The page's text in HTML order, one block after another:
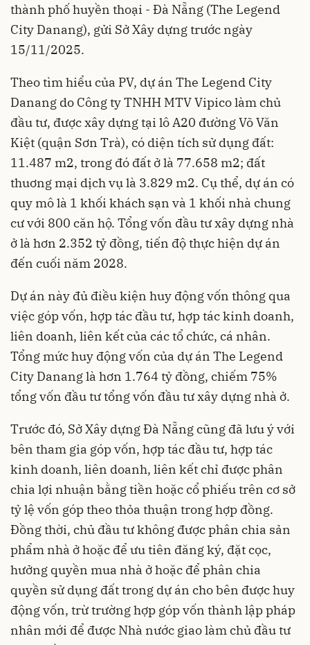
thành phố huyền thoại - Đà Nẵng (The Legend
City Danang), gửi Sở Xây dựng trước ngày
15/11/2025.
Theo tìm hiểu của PV, dự án The Legend City
Danang do Công ty TNHH MTV Vipico làm chủ
đầu tư, được xây dựng tại lô A20 đường Võ Văn
Kiệt (quận Sơn Trà), có diện tích sử dụng đất:
11.487 m2, trong đó đất ở là 77.658 m2; đất
thuơng mại dịch vụ là 3.829 m2. Cụ thể, dự án có
quy mô là 1 khối khách sạn và 1 khối nhà chung
cư với 800 căn hộ. Tổng vốn đầu tư xây dựng nhà
ở là hơn 2.352 tỷ đồng, tiến độ thực hiện dự án
đến cuối năm 2028.
Dự án này đủ điều kiện huy động vốn thông qua
việc góp vốn, hợp tác đầu tư, hợp tác kinh doanh,
liên doanh, liên kết của các tổ chức, cá nhân.
Tổng mức huy động vốn của dự án The Legend
City Danang là hơn 1.764 tỷ đồng, chiếm 75%
tổng vốn đầu tư tổng vốn đầu tư xây dựng nhà ở.
Trước đó, Sở Xây dựng Đà Nẵng cũng đã lưu ý với
bên tham gia góp vốn, hợp tác đầu tư, hợp tác
kinh doanh, liên doanh, liên kết chỉ được phân
chia lợi nhuận bằng tiền hoặc cổ phiếu trên cơ sở
tỷ lệ vốn góp theo thỏa thuận trong hợp đồng.
Đồng thời, chủ đầu tư không được phân chia sản
phẩm nhà ở hoặc để ưu tiên đăng ký, đặt cọc,
hưởng quyền mua nhà ở hoặc để phân chia
quyền sử dụng đất trong dự án cho bên được huy
động vốn, trừ trường hợp góp vốn thành lập pháp
nhân mới để được Nhà nước giao làm chủ đầu tư